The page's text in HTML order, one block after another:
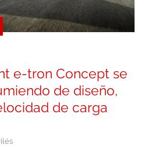
e-tron Concept se
de diseño,
de carga